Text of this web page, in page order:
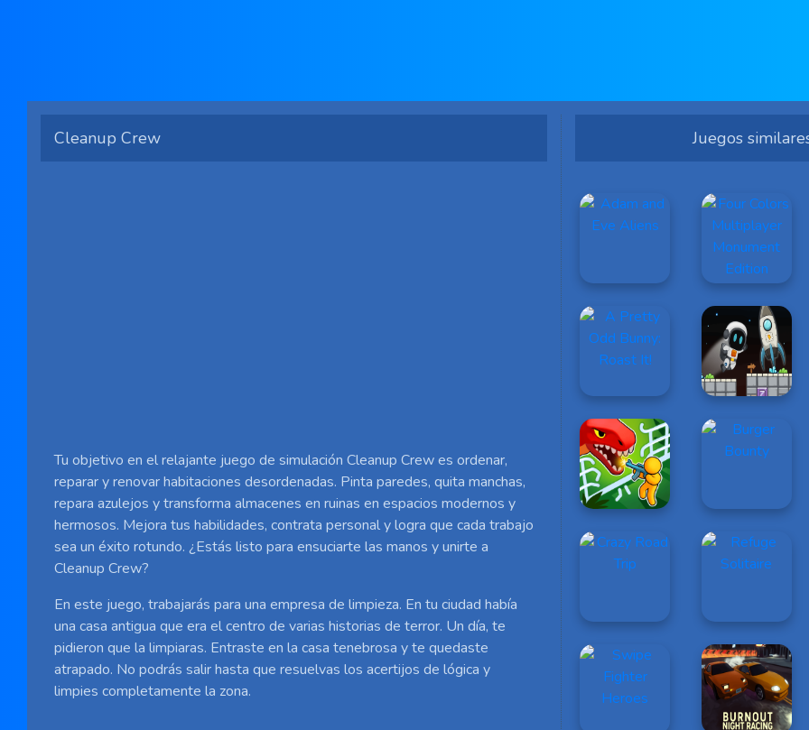
Cleanup Crew
Tu objetivo en el relajante juego de simulación Cleanup Crew es ordenar,
reparar y renovar habitaciones desordenadas. Pinta paredes, quita manchas,
repara azulejos y transforma almacenes en ruinas en espacios modernos y
hermosos. Mejora tus habilidades, contrata personal y logra que cada trabajo
sea un éxito rotundo. ¿Estás listo para ensuciarte las manos y unirte a
Cleanup Crew?
En este juego, trabajarás para una empresa de limpieza. En tu ciudad había
una casa antigua que era el centro de varias historias de terror. Un día, te
pidieron que la limpiaras. Entraste en la casa tenebrosa y te quedaste
atrapado. No podrás salir hasta que resuelvas los acertijos de lógica y
limpies completamente la zona.
Juegos